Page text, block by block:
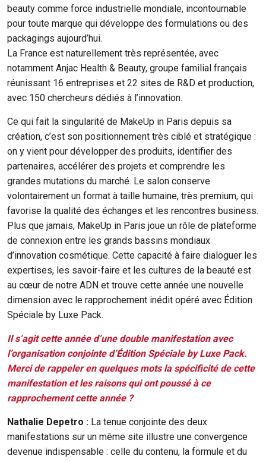
beauty comme force industrielle mondiale, incontournable
pour toute marque qui développe des formulations ou des
packagings aujourd’hui.
La France est naturellement très représentée, avec
notamment Anjac Health & Beauty, groupe familial français
réunissant 16 entreprises et 22 sites de R&D et production,
avec 150 chercheurs dédiés à l’innovation.
Ce qui fait la singularité de MakeUp in Paris depuis sa
création, c’est son positionnement très ciblé et stratégique :
on y vient pour développer des produits, identifier des
partenaires, accélérer des projets et comprendre les
grandes mutations du marché. Le salon conserve
volontairement un format à taille humaine, très premium, qui
favorise la qualité des échanges et les rencontres business.
Plus que jamais, MakeUp in Paris joue un rôle de plateforme
de connexion entre les grands bassins mondiaux
d’innovation cosmétique. Cette capacité à faire dialoguer les
expertises, les savoir-faire et les cultures de la beauté est
au cœur de notre ADN et trouve cette année une nouvelle
dimension avec le rapprochement inédit opéré avec Édition
Spéciale by Luxe Pack.
Il s’agit cette année d’une double manifestation avec
l’organisation conjointe d’Édition Spéciale by Luxe Pack.
Merci de rappeler en quelques mots la spécificité de cette
manifestation et les raisons qui ont poussé à ce
rapprochement cette année ?
Nathalie Depetro : La tenue conjointe des deux
manifestations sur un même site illustre une convergence
devenue indispensable : celle du contenu, la formule et du